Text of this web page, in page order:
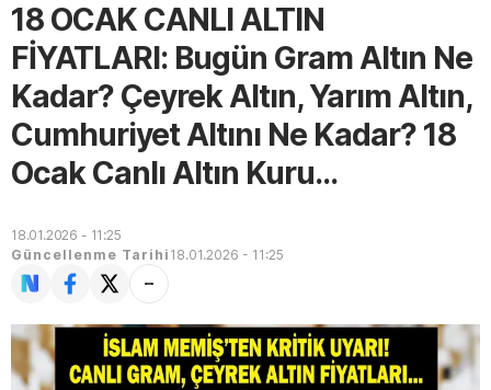
18 OCAK CANLI ALTIN
FİYATLARI: Bugün Gram Altın Ne
Kadar? Çeyrek Altın, Yarım Altın,
Cumhuriyet Altını Ne Kadar? 18
Ocak Canlı Altın Kuru...
18.01.2026 - 11:25
Güncellenme Tarihi 18.01.2026 - 11:25